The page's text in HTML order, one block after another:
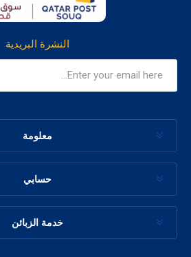
النشرة البريدية
معلومة
حسابي
خدمة الزبائن